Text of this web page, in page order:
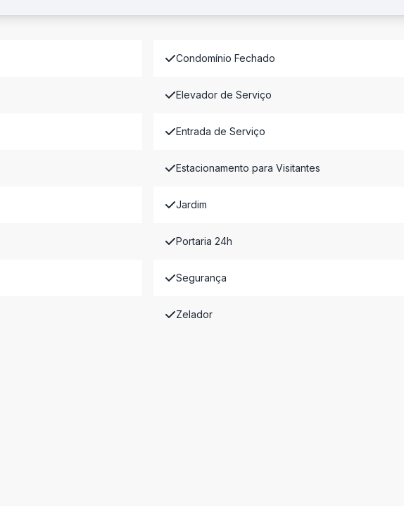
Condomínio Fechado
Elevador de Serviço
Entrada de Serviço
Estacionamento para Visitantes
Jardim
Portaria 24h
Segurança
Zelador